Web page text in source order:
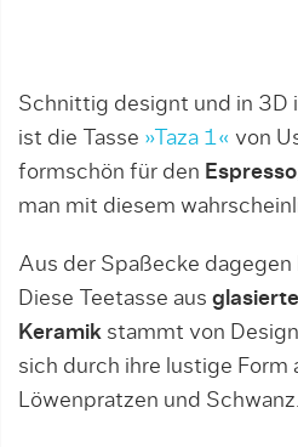
Schnittig designt und in 3D
ist die Tasse »Taza 1« von
formschön für den Espresso
man mit diesem
Aus der Spaßecke
Diese Teetasse aus
Keramik stammt von
sich durch ihre lustige Form
Löwenpratzen und Schwanz.